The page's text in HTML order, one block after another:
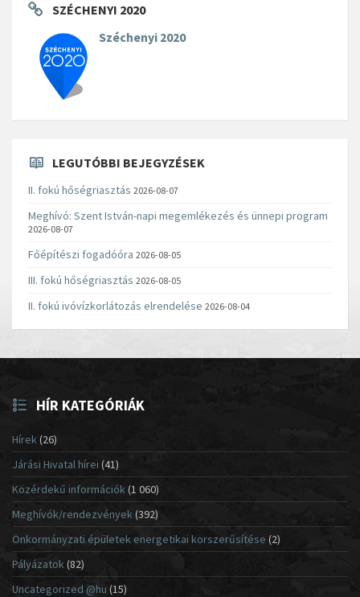
SZÉCHENYI 2020
Széchenyi 2020
LEGUTÓBBI BEJEGYZÉSEK
II. fokú hőségriasztás 2026-08-07
Meghívó: Szent István-napi megemlékezés és ünnepi program
2026-08-07
Főépítészi fogadóóra 2026-08-05
III. fokú hőségriasztás 2026-08-05
II. fokú ivóvízkorlátozás elrendelése 2026-08-04
HÍR KATEGÓRIÁK
Hírek(26)
Járási Hivatal hírei (41)
Közérdekű információk(1 060)
Meghívók/rendezvények (392)
Önkormányzati épületek energetikai korszerűsítése (2)
Pályázatok (82)
Uncategorized @hu (15)